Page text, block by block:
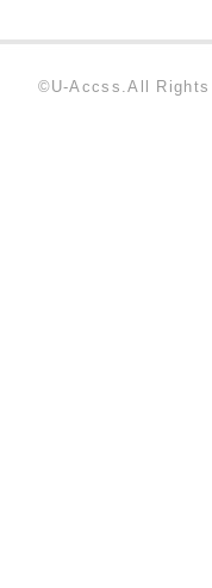
©U-Accss.All Rights